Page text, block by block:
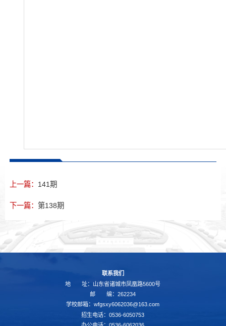
上一篇： 141期
下一篇： 第138期
联系我们
地 址：山东省诸城市凤凰路5600号
邮 编：262234
学校邮箱：wfgsxy6062036@163.com
招生电话：0536-6050753